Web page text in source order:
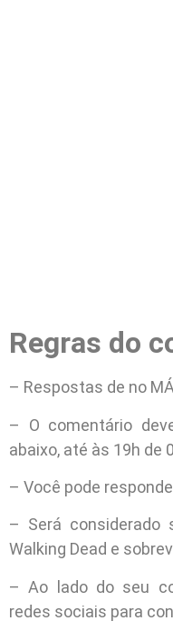
Regras do
– Respostas de no
– O comentário
abaixo, até às 19h de
– Você pode
– Será considerado
Walking Dead e
– Ao lado do seu
redes sociais para